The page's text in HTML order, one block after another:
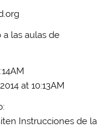
las aulas de
at 10:13AM
Instrucciones de la